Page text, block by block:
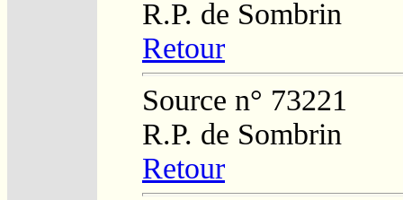
R.P. de Sombrin
Retour
Source n° 73221
R.P. de Sombrin
Retour